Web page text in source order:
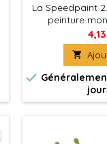
La Speedpaint
peinture
formule.
couche de
votre figurine
Speedpaint
ombrage, une
effet

